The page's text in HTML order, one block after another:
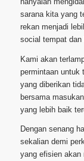
sarana kita yang
rekan menjadi
social tempat dan
Kami akan
permintaan untuk
yang diberikan
bersama
yang lebih baik
Dengan senang
sekalian demi
yang efisien akan